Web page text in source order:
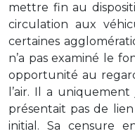
mettre fin au
circulation aux
certaines
n’a pas examiné le
opportunité au
l’air. Il a
présentait pas de
initial. Sa censure